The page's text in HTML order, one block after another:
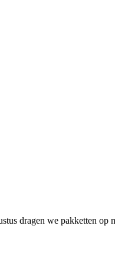
dragen we pakketten op